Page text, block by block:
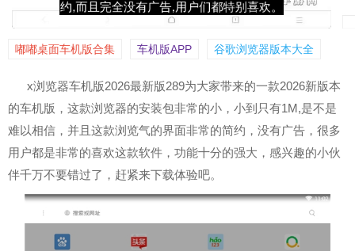
嘟嘟桌面车机版合集 车机版APP 谷歌浏览器版本大全
x浏览器车机版2026最新版289为大家带来的一款2026新版本
的车机版，这款浏览器的安装包非常的小，小到只有1M,是不是
难以相信，并且这款浏览气的界面非常的简约，没有广告，很多
用户都是非常的喜欢这款软件，功能十分的强大，感兴趣的小伙
伴千万不要错过了，赶紧来下载体验吧。